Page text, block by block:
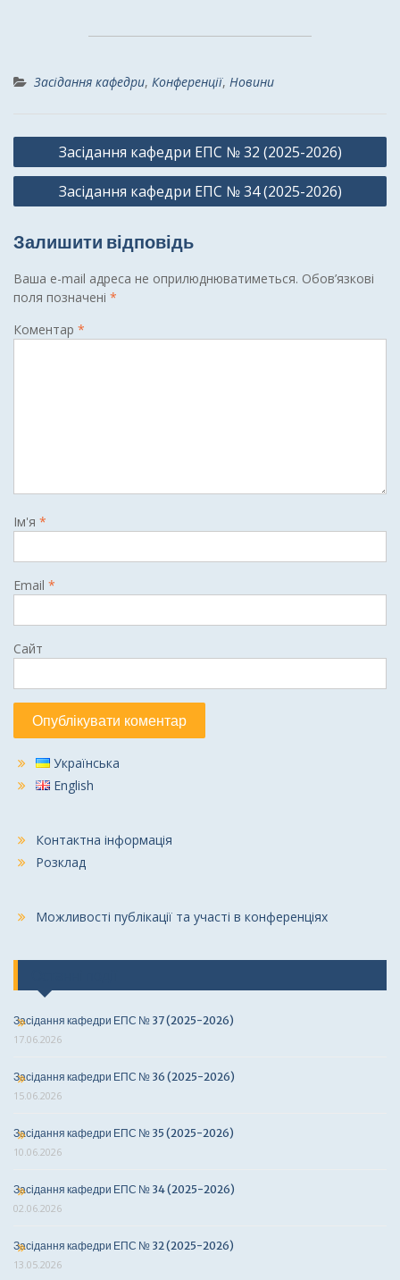
Засідання кафедри, Конференції, Новини
Навігація
записів
Засідання кафедри ЕПС № 32 (2025-2026)
Засідання кафедри ЕПС № 34 (2025-2026)
Залишити відповідь
Ваша e-mail адреса не оприлюднюватиметься. Обов’язкові
поля позначені *
Коментар *
Ім'я *
Email *
Сайт
Українська
English
Контактна інформація
Розклад
Можливості публікації та участі в конференціях
Засідання кафедри ЕПС № 37 (2025-2026)
17.06.2026
Засідання кафедри ЕПС № 36 (2025-2026)
15.06.2026
Засідання кафедри ЕПС № 35 (2025-2026)
10.06.2026
Засідання кафедри ЕПС № 34 (2025-2026)
02.06.2026
Засідання кафедри ЕПС № 32 (2025-2026)
13.05.2026